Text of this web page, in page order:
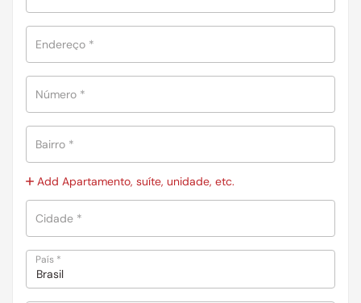
Endereço *
Número *
Bairro *
Add Apartamento, suíte, unidade, etc.
Cidade *
País *
Brasil